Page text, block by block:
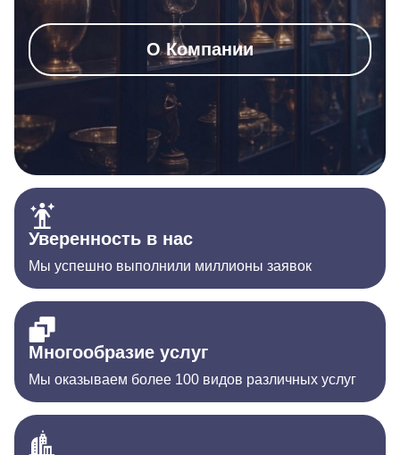
О Компании
Уверенность в нас
Мы успешно выполнили миллионы заявок
Многообразие услуг
Мы оказываем более 100 видов различных услуг